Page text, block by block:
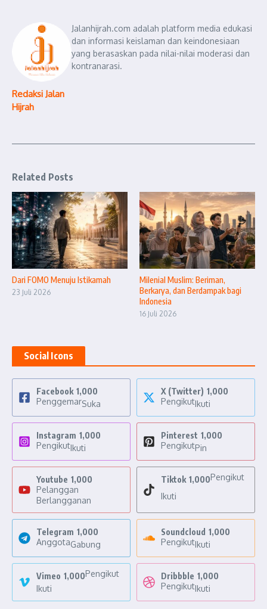
Redaksi Jalan
Hijrah
Jalanhijrah.com adalah platform media edukasi
dan informasi keislaman dan keindonesiaan
yang berasaskan pada nilai-nilai moderasi dan
kontranarasi.
Related Posts
Dari FOMO Menuju Istikamah
23 Juli 2026
Milenial Muslim: Beriman,
Berkarya, dan Berdampak bagi
Indonesia
16 Juli 2026
Social Icons
Facebook 1,000
PenggemarSuka
X (Twitter) 1,000
PengikutIkuti
Instagram 1,000
PengikutIkuti
Pinterest 1,000
PengikutPin
Youtube 1,000
Pelanggan
Berlangganan
Tiktok 1,000Pengikut
Ikuti
Telegram 1,000
AnggotaGabung
Soundcloud 1,000
PengikutIkuti
Vimeo 1,000Pengikut
Ikuti
Dribbble 1,000
PengikutIkuti